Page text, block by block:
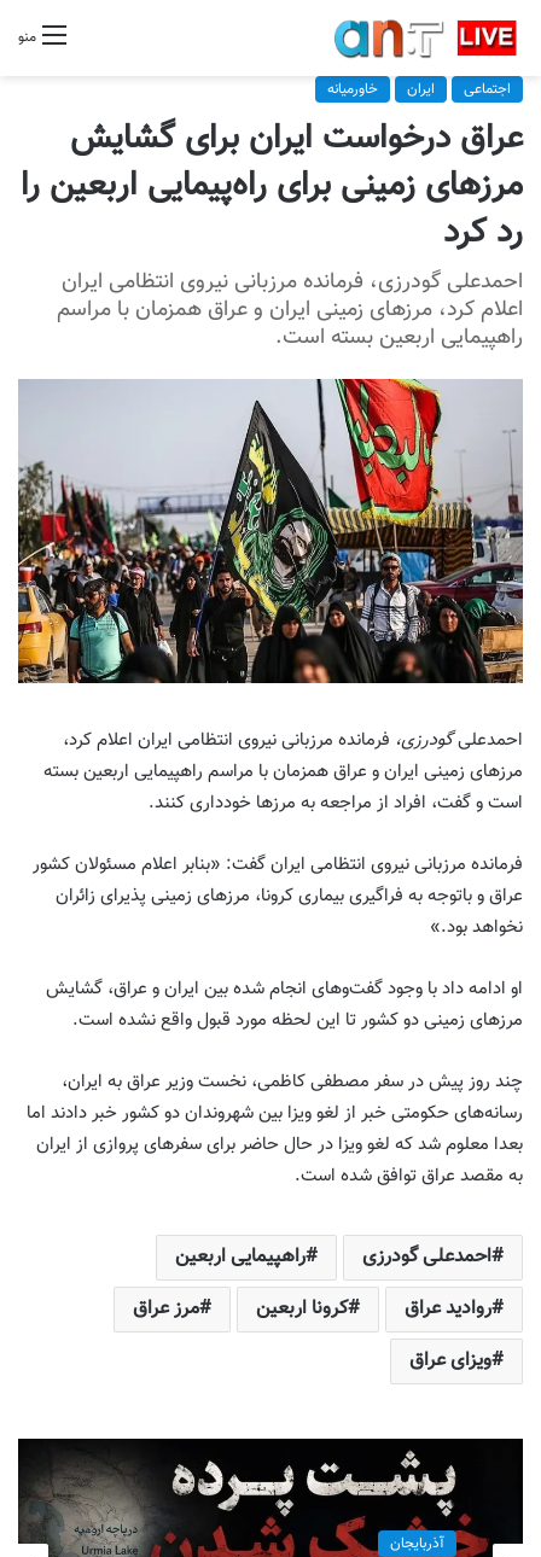
منو
اجتماعی ایران خاورمیانه
عراق درخواست ایران برای گشایش
مرزهای زمینی برای راه‌پیمایی اربعین را
رد کرد
احمدعلی گودرزی، فرمانده مرزبانی نیروی انتظامی ایران
اعلام کرد، مرزهای زمینی ایران و عراق همزمان با مراسم
راهپیمایی اربعین بسته است.
احمدعلیگودرزی، فرمانده مرزبانی نیروی انتظامی ایران اعلام کرد،
مرزهای زمینی ایران و عراق همزمان با مراسم راهپیمایی اربعین بسته
است و گفت، افراد از مراجعه به مرزها خودداری کنند.
فرمانده مرزبانی نیروی انتظامی ایران گفت: «بنابر اعلام مسئولان کشور
عراق و باتوجه به فراگیری بیماری کرونا، مرزهای زمینی پذیرای زائران
نخواهد بود.»
او ادامه داد با وجود گفت‌وهای انجام شده بین ایران و عراق، گشایش
مرزهای زمینی دو کشور تا این لحظه مورد قبول واقع نشده است.
چند روز پیش در سفر مصطفی کاظمی، نخست وزیر عراق به ایران،
رسانه‌های حکومتی خبر از لغو ویزا بین شهروندان دو کشور خبر دادند اما
بعدا معلوم شد که لغو ویزا در حال حاضر برای سفرهای پروازی از ایران
به مقصد عراق توافق شده است.
احمدعلی گودرزی
راهپیمایی اربعین
روادید عراق
کرونا اربعین
مرز عراق
ویزای عراق
آذربایجان